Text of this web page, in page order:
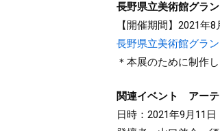
長野県立美術館グラ
【開催期間】2021年
長野県立美術館グラ
＊本展のために制作
関連イベント アーテ
日時：2021年9月11日